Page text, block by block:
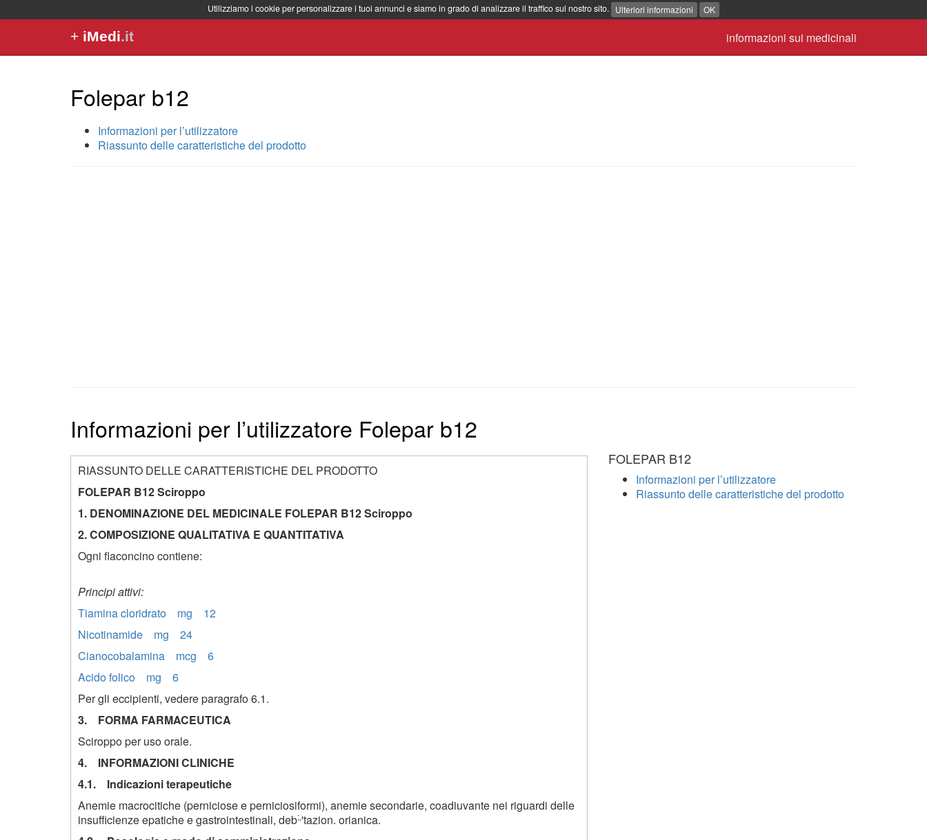
Utilizziamo i cookie per personalizzare i tuoi annunci e siamo in grado di analizzare il traffico sul nostro sito. Ulteriori informazioni OK
informazioni sui medicinali
+ iMedi.it
Folepar b12
Informazioni per l’utilizzatore
Riassunto delle caratteristiche del prodotto
Informazioni per l’utilizzatore Folepar b12
RIASSUNTO DELLE CARATTERISTICHE DEL PRODOTTO
FOLEPAR B12 Sciroppo
1. DENOMINAZIONE DEL MEDICINALE FOLEPAR B12 Sciroppo
2. COMPOSIZIONE QUALITATIVA E QUANTITATIVA
Ogni flaconcino contiene:
Principi attivi:
Tiamina cloridrato mg 12
Nicotinamide mg 24
Cianocobalamina mcg 6
Acido folico mg 6
Per gli eccipienti, vedere paragrafo 6.1.
3. FORMA FARMACEUTICA
Sciroppo per uso orale.
4. INFORMAZIONI CLINICHE
4.1. Indicazioni terapeutiche
Anemie macrocitiche (perniciose e perniciosiformi), anemie secondarie, coadiuvante nei riguardi delle
insufficienze epatiche e gastrointestinali, deb;,'tazion. orianica.
FOLEPAR B12
Informazioni per l’utilizzatore
Riassunto delle caratteristiche del prodotto